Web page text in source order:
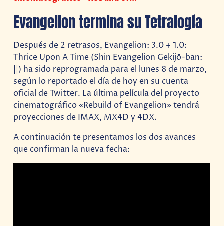
Evangelion termina su Tetralogía
Después de 2 retrasos, Evangelion: 3.0 + 1.0:
Thrice Upon A Time (Shin Evangelion Gekijō-ban:
||) ha sido reprogramada para el lunes 8 de marzo,
según lo reportado el día de hoy en su cuenta
oficial de Twitter. La última película del proyecto
cinematográfico «Rebuild of Evangelion» tendrá
proyecciones de IMAX, MX4D y 4DX.
A continuación te presentamos los dos avances
que confirman la nueva fecha: